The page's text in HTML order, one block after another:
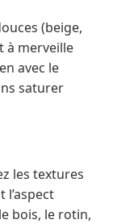
(beige,
à merveille
avec le
saturer
les textures
bois, le rotin,